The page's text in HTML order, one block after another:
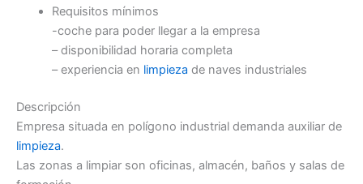
Requisitos mínimos
-coche para poder llegar a la empresa
– disponibilidad horaria completa
– experiencia en limpieza de naves industriales
Descripción
Empresa situada en polígono industrial demanda auxiliar de
limpieza.
Las zonas a limpiar son oficinas, almacén, baños y salas de